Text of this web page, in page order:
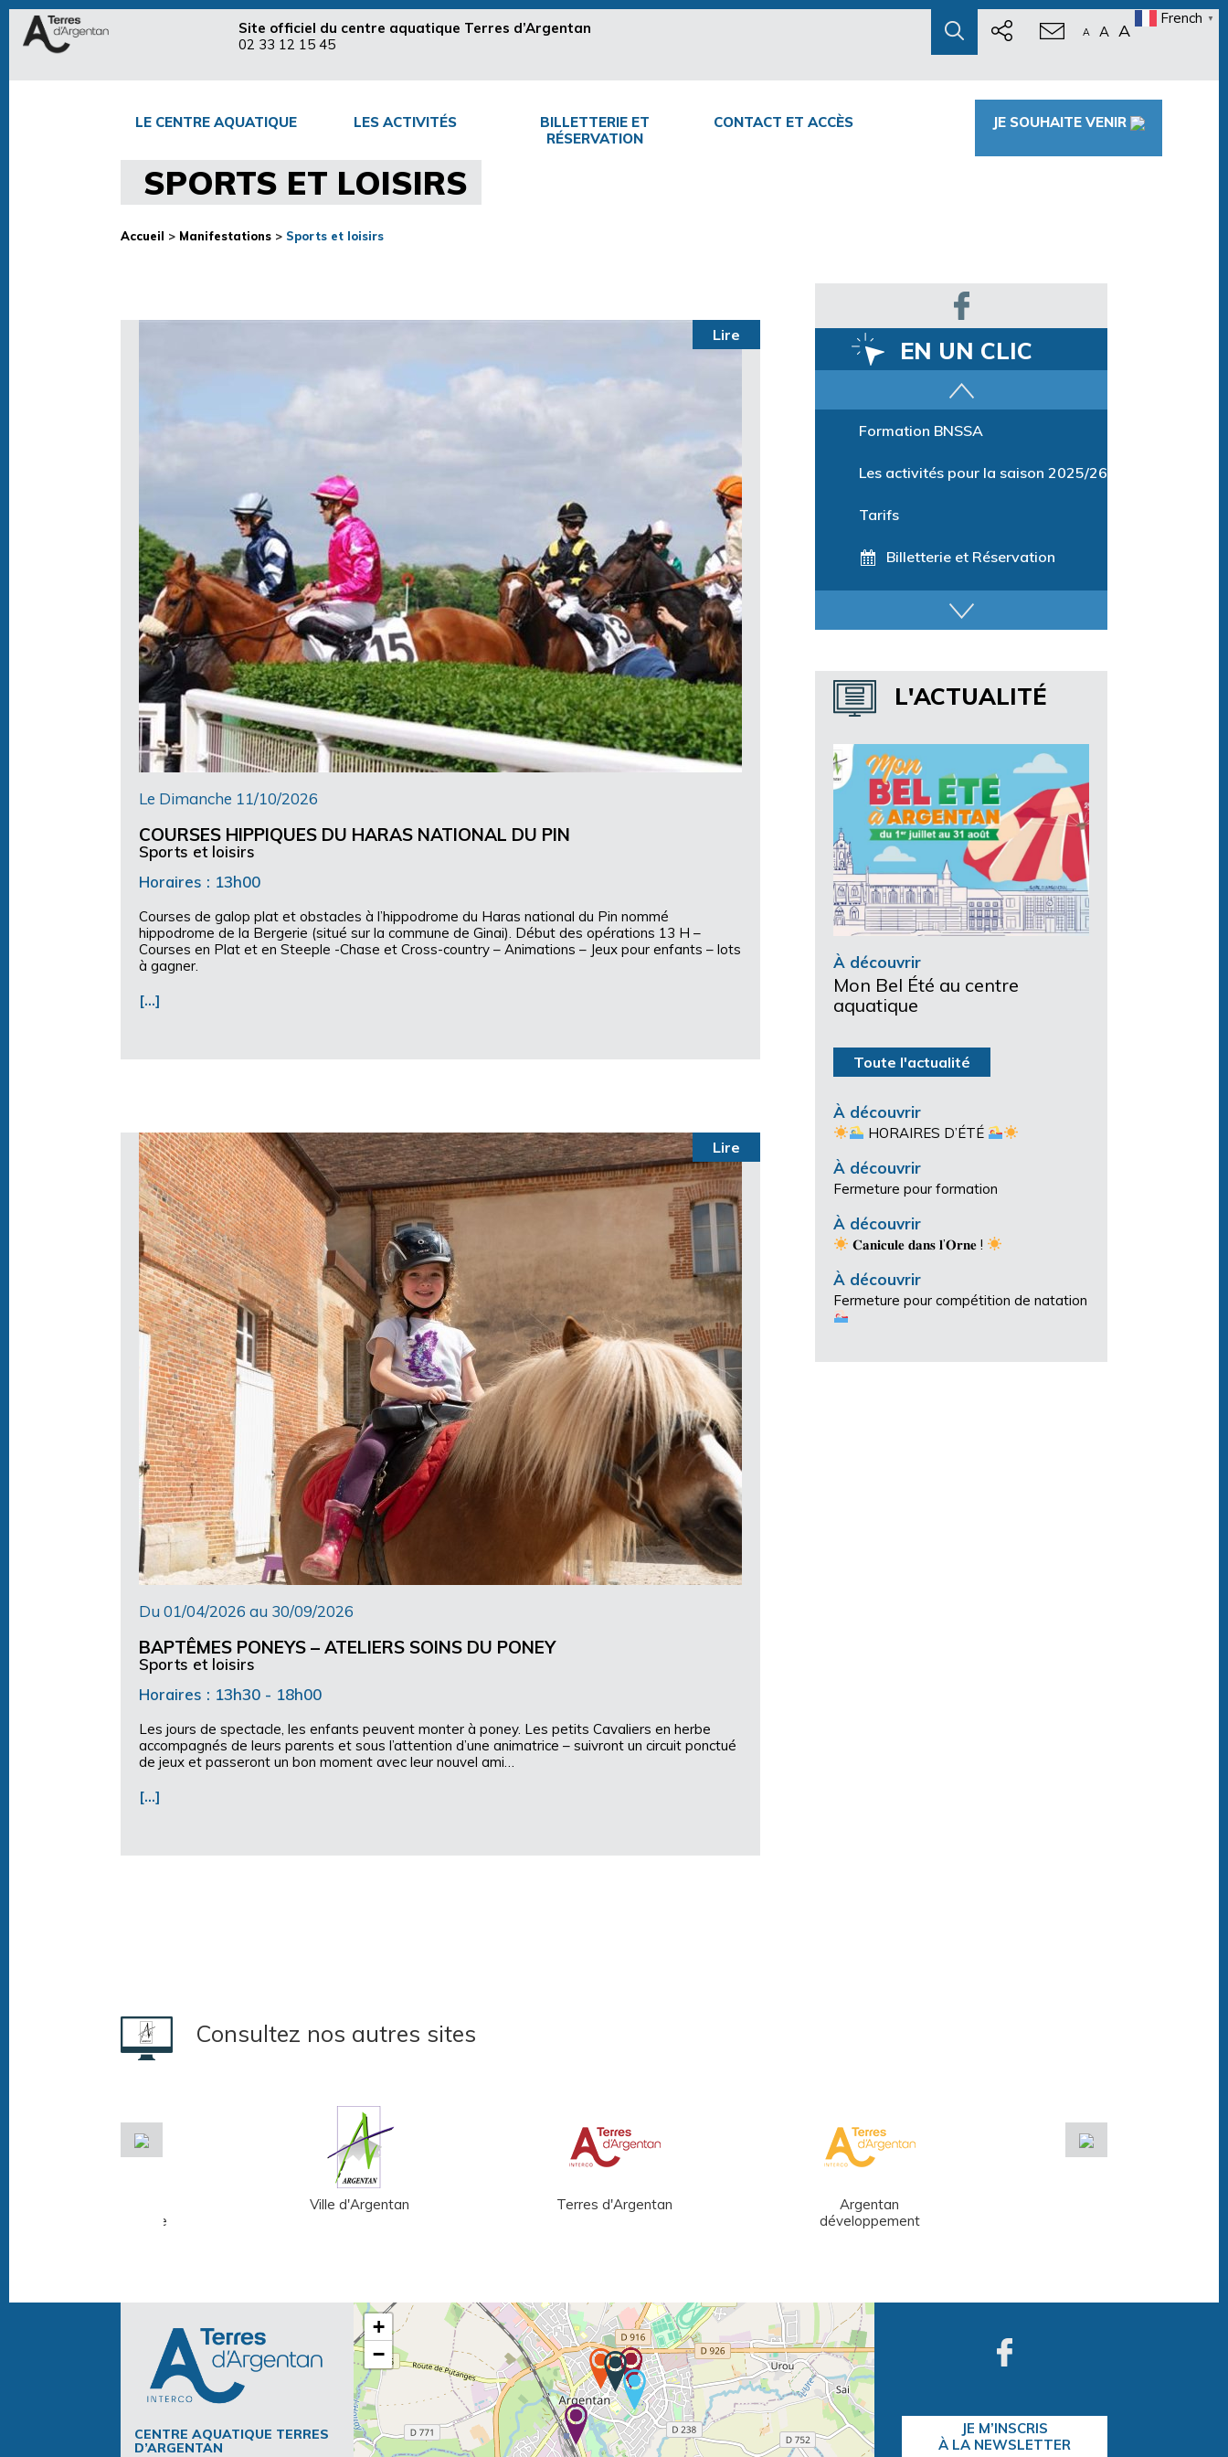
Site officiel du centre aquatique Terres d’Argentan
02 33 12 15 45
A A A
French ▼
LE CENTRE AQUATIQUE LES ACTIVITÉS
BILLETTERIE ET
RÉSERVATION
CONTACT ET ACCÈS JE SOUHAITE VENIR
SPORTS ET LOISIRS
Accueil > Manifestations > Sports et loisirs
Lire
Le Dimanche 11/10/2026
COURSES HIPPIQUES DU HARAS NATIONAL DU PIN
Sports et loisirs
Horaires : 13h00
Courses de galop plat et obstacles à l’hippodrome du Haras national du Pin nommé
hippodrome de la Bergerie (situé sur la commune de Ginai). Début des opérations 13 H –
Courses en Plat et en Steeple -Chase et Cross-country – Animations – Jeux pour enfants – lots
à gagner.
[…]
Lire
Du 01/04/2026 au 30/09/2026
BAPTÊMES PONEYS – ATELIERS SOINS DU PONEY
Sports et loisirs
Horaires : 13h30 - 18h00
Les jours de spectacle, les enfants peuvent monter à poney. Les petits Cavaliers en herbe
accompagnés de leurs parents et sous l’attention d’une animatrice – suivront un circuit ponctué
de jeux et passeront un bon moment avec leur nouvel ami…
[…]
EN UN CLIC
Parcours training
Formation BNSSA
Les activités pour la saison 2025/26
Tarifs
Horaires centre aquatique
L'ACTUALITÉ
À découvrir
Mon Bel Été au centre
aquatique
Toute l'actualité
À découvrir
HORAIRES D’ÉTÉ
À découvrir
Fermeture pour formation
À découvrir
𝐂𝐚𝐧𝐢𝐜𝐮𝐥𝐞 𝐝𝐚𝐧𝐬 𝐥’𝐎𝐫𝐧𝐞 !
À découvrir
Fermeture pour compétition de natation
Consultez nos autres sites
Léger - André Mare
Ville d'Argentan Terres d'Argentan
Argentan
développement
CENTRE AQUATIQUE TERRES
D’ARGENTAN
+
−
JE M’INSCRIS
À LA NEWSLETTER